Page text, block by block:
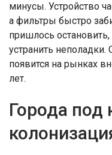
минусы. Устройство
а фильтры быстро
пришлось
устранить неполадки.
появится на рынках
лет.
Города под